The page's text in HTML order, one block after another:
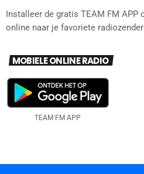
Installeer de gratis TEAM FM
online naar je favoriete
MOBIELE ONLINE RADIO
TEAM FM APP